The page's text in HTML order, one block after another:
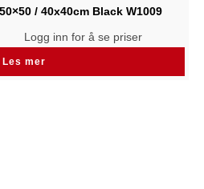
/ 40x40cm Black W1009
Logg inn for å se priser
Les mer